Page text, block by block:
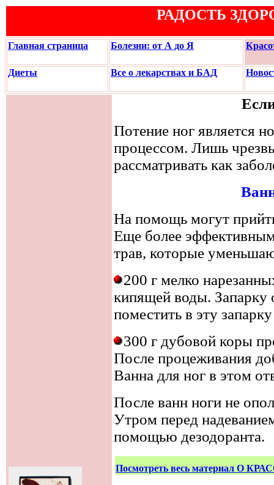
РАДОСТЬ
Главная страница Болезни: от А до Я
Диеты Все о лекарствах и БАД
Потение ног является
процессом. Лишь
рассматривать как
На помощь могут
Еще более
трав, которые
200 г мелко
кипящей воды. Запарку
поместить в эту
300 г дубовой коры
После процеживания
Ванна для ног в этом
После ванн ноги не
Утром перед
помощью дезодоранта.
Посмотреть весь материал О